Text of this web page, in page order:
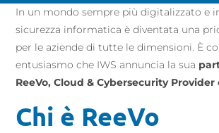
In un mondo sempre più digitalizzato e
sicurezza informatica è diventata una
per le aziende di tutte le dimensioni. È
entusiasmo che IWS annuncia la sua
ReeVo, Cloud & Cybersecurity Provider
Chi è ReeVo